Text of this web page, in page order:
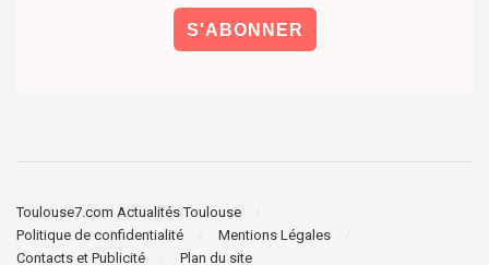
Toulouse7.com Actualités Toulouse
Politique de confidentialité
Mentions Légales
Contacts et Publicité
Plan du site